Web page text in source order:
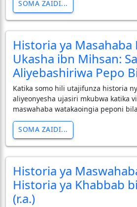
SOMA ZAIDI...
Historia ya Masahaba
Ukasha ibn Mihsan:
Aliyebashiriwa Pepo
Katika somo hili utajifunza historia
aliyeonyesha ujasiri mkubwa katika
maswahaba watakaoingia peponi
SOMA ZAIDI...
Historia ya
Historia ya Khabbab
(r.a.)